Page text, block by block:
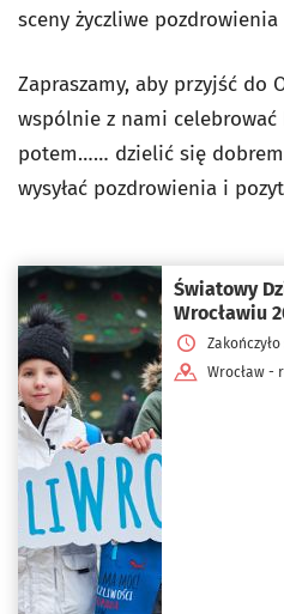
sceny życzliwe
Zapraszamy, aby przyjść do
wspólnie z nami celebrować
potem…… dzielić się
wysyłać pozdrowienia i
Światowy
Wrocławiu
Wrocław -